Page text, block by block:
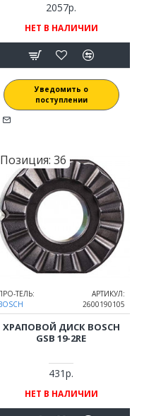
2057р.
НЕТ В НАЛИЧИИ
Уведомить о
поступлении
Позиция: 36
ТЕЛЬ:
АРТИКУЛ:
2600190105
ХРАПОВОЙ ДИСК BOSCH
GSB 19-2RE
431р.
НЕТ В НАЛИЧИИ